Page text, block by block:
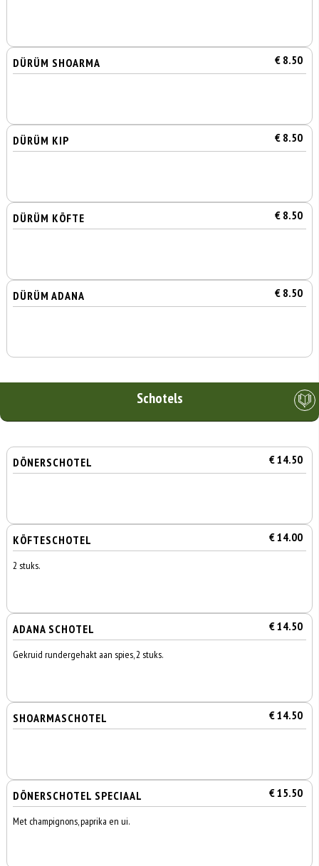
DÜRÜM SHOARMA € 8.50
DÜRÜM KIP € 8.50
DÜRÜM KÖFTE € 8.50
DÜRÜM ADANA € 8.50
Schotels
DÖNERSCHOTEL € 14.50
KÖFTESCHOTEL € 14.00
2 stuks.
ADANA SCHOTEL € 14.50
Gekruid rundergehakt aan spies, 2 stuks.
SHOARMASCHOTEL € 14.50
DÖNERSCHOTEL SPECIAAL € 15.50
Met champignons, paprika en ui.